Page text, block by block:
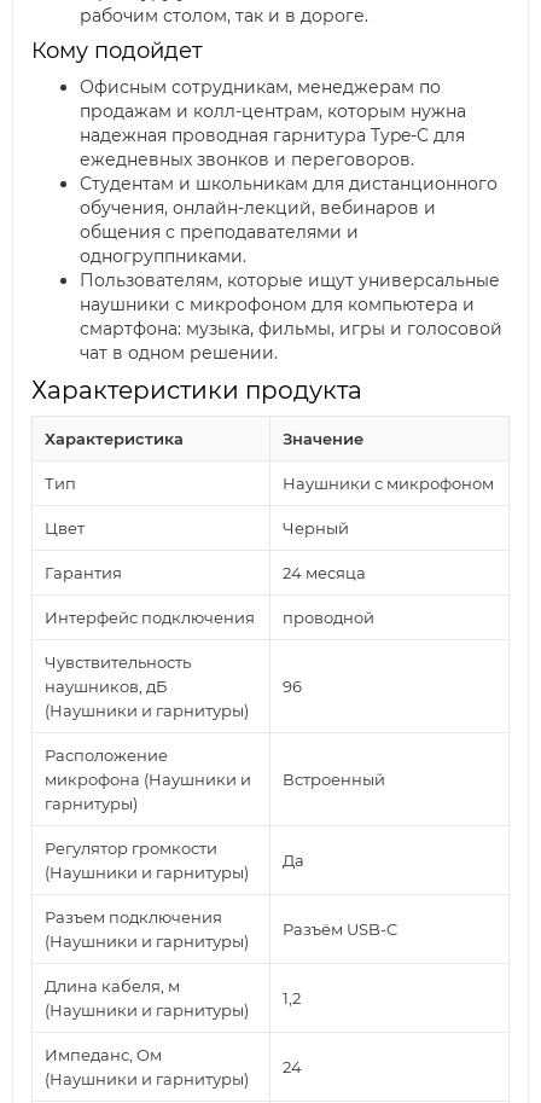
рабочим столом, так и в дороге.
Кому подойдет
Офисным сотрудникам, менеджерам по
продажам и колл-центрам, которым нужна
надежная проводная гарнитура Type-C для
ежедневных звонков и переговоров.
Студентам и школьникам для дистанционного
обучения, онлайн-лекций, вебинаров и
общения с преподавателями и
одногруппниками.
Пользователям, которые ищут универсальные
наушники с микрофоном для компьютера и
смартфона: музыка, фильмы, игры и голосовой
чат в одном решении.
Характеристики продукта
Характеристика Значение
Тип Наушники с микрофоном
Цвет Черный
Гарантия 24 месяца
Интерфейс подключения проводной
Чувствительность
наушников, дБ
(Наушники и гарнитуры)
96
Расположение
микрофона (Наушники и
гарнитуры)
Встроенный
Регулятор громкости
(Наушники и гарнитуры)
Да
Разъем подключения
(Наушники и гарнитуры)
Разъём USB-C
Длина кабеля, м
(Наушники и гарнитуры)
1,2
Импеданс, Ом
(Наушники и гарнитуры)
24